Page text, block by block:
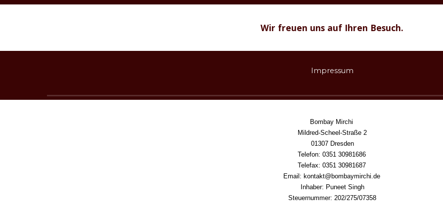
Wir freuen uns auf Ihren Besuch.
Impressum
Bombay Mirchi
Mildred-Scheel-Straße 2
01307 Dresden
Telefon: 0351 30981686
Telefax: 0351 30981687
Email: kontakt@bombaymirchi.de
Inhaber: Puneet Singh
Steuernummer: 202/275/07358